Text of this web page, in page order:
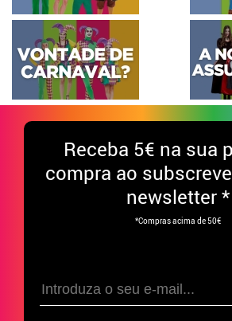
Receba 5€ na sua
compra ao
newsletter *
*Compras acima de 50€